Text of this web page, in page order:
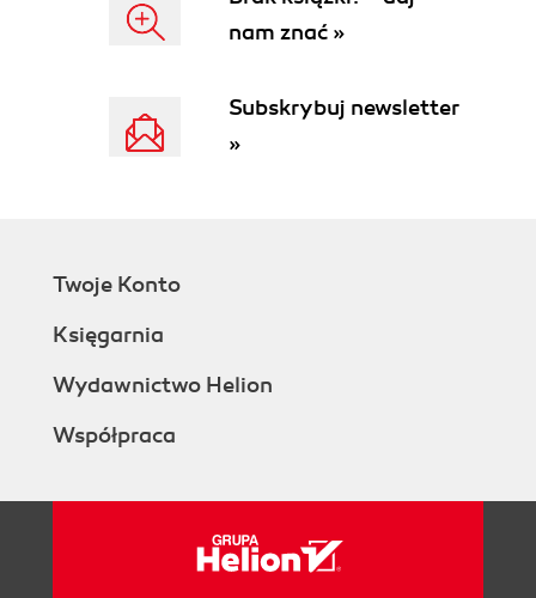
5.3. Targetowanie: niestandardowe grupy
odbiorców + remarketing (143)
5.5. Targetowanie: zawężanie i wykluczanie,
połączenia (147)
5.9. Ręczne ustawianie ofert, przyspieszone
(168)
(173)
6.4. Wywołanie akcji - projektowanie CTA (185)
nam znać »
Subskrybuj newsletter
»
Twoje Konto
Księgarnia
Wydawnictwo Helion
Współpraca